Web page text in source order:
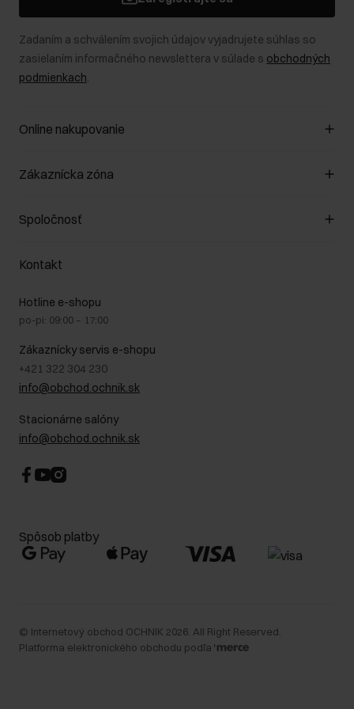
Zadaním a schválením svojich údajov vyjadrujete súhlas so
zasielaním informačného newslettera v súlade s obchodných
podmienkach.
Online nakupovanie
Spravovať súbory cookie
Spôsob platby
Vrátenie
Zákaznícka zóna
Zákazníky klub
Pravidlá propagácie
Starostlivosť o kožu
Bezpečné nakupovanie
Blog
Najčastejšie kladené otázky (FAQ)
Spoločnosť
O nás
GDPR - Zásady ochrany osobných údajov
Právne informácie
Kontakt
Hotline e-shopu
po-pi: 09:00 – 17:00
Zákaznícky servis e-shopu
+421 322 304 230
info@obchod.ochnik.sk
Stacionárne salóny
info@obchod.ochnik.sk
Spôsob platby
© Internetový obchod OCHNIK 2026 . All Right Reserved.
Platforma elektronického obchodu podľa